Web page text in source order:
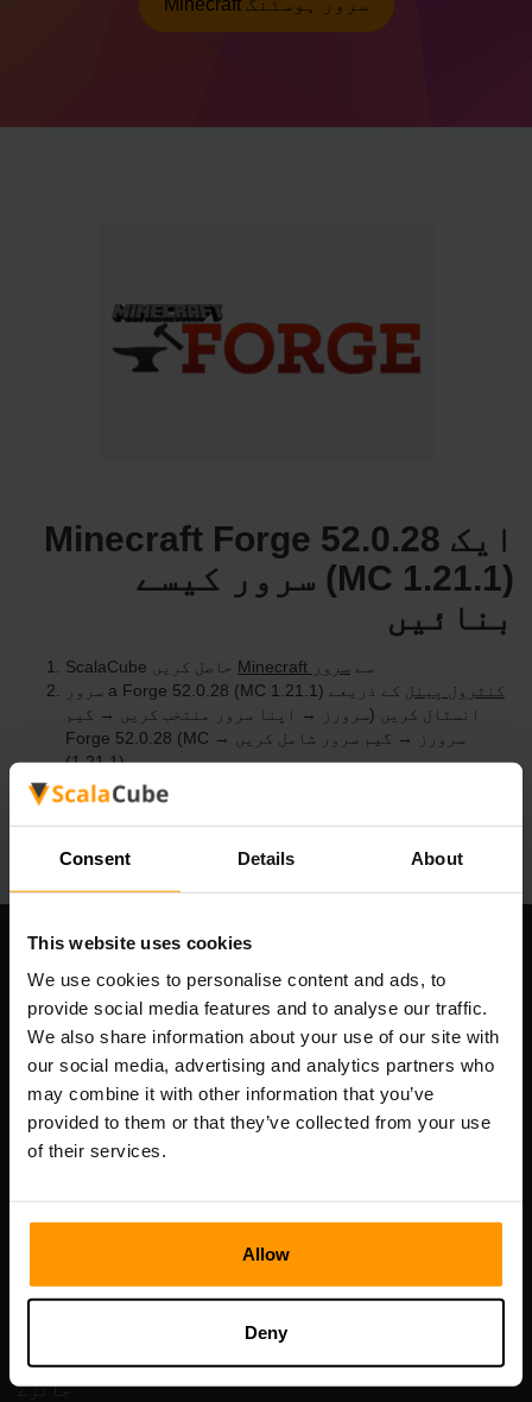
Consent Details About
This website uses cookies
We use cookies to personalise content and ads, to
provide social media features and to analyse our traffic.
We also share information about your use of our site with
our social media, advertising and analytics partners who
may combine it with other information that you’ve
provided to them or that they’ve collected from your use
of their services.
Allow
Deny
Minecraft سرور ہوسٹنگ
ایک Minecraft Forge 52.0.28
(MC 1.21.1) سرور کیسے
بنائیں
ScalaCube سے Minecraft سرور
حاصل کریں
کنٹرول پینل
کے ذریعے a Forge 52.0.28 (MC 1.21.1) سرور
انسٹال کریں (سرورز → اپنا سرور منتخب کریں → گیم
سرورز → گیم سرور شامل کریں → Forge 52.0.28 (MC
1.21.1))
سرور پر کھیلنے کا مزہ لیں!
Scalable Hosting Solutions OÜ
رجسٹریشن کوڈ: 14652605
VAT نمبر: EE102133820
پتہ: Harju maakond, Tallinn, Kesklinna linnaosa,
جائزے